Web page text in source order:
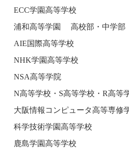
ECC学園高等学校
浦和高等学園 高校部・中学部
AIE国際高等学校
NHK学園高等学校
NSA高等学院
N高等学校・S高等学校・R高等
大阪情報コンピュータ高等専修
科学技術学園高等学校
鹿島学園高等学校